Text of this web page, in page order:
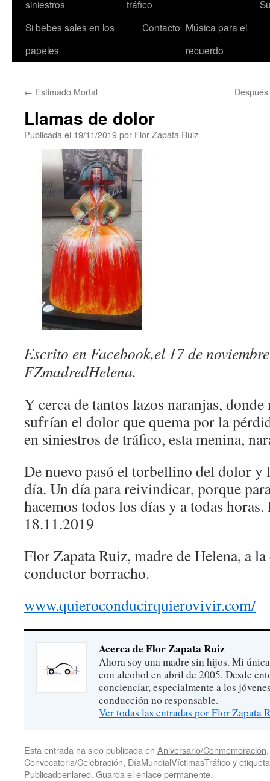
siniestros
tráfico
Si bebes sales en los
papeles
Contacto Música para el
recuerdo
← Estimado Mortal
Llamas de dolor
Publicada el 19/11/2019por Flor Zapata Ruiz
Escrito en Facebook,el 17 de
FZmadredHelena.
Y cerca de tantos lazos naranjas,
sufrían el dolor que quema por la
en siniestros de tráfico, esta menina,
De nuevo pasó el torbellino del dolor y
día. Un día para reivindicar, porque
hacemos todos los días y a todas
18.11.2019
Flor Zapata Ruiz, madre de Helena, a
conductor borracho.
www.quieroconducirquierovivir.com/
Acerca de Flor Zapata Ruiz
Ahora soy una madre sin hijos. Mi
con alcohol en abril de 2005. Desde
concienciar, especialmente a los
conducción no responsable.
Ver todas las entradas por Flor Zapata
Esta entrada ha sido publicada en Aniversario/Conmemoración
Convocatoria/Celebración, DíaMundialVíctimasTráficoy
Publicadoenlared. Guarda el enlace permanente.